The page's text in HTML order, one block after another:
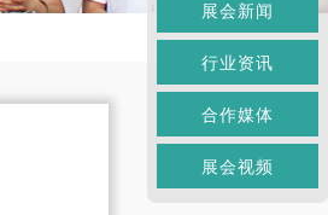
展会新闻
行业资讯
合作媒体
展会视频